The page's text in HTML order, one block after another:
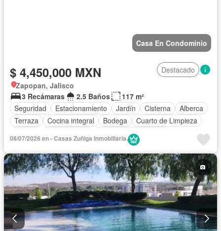
Casa En Condominio
$ 4,450,000 MXN
Destacado
Zapopan, Jalisco
3 Recámaras
2.5 Baños
117 m²
Seguridad
Estacionamiento Jardín Cisterna
Alberca
Terraza
Cocina integral Bodega
Cuarto de Limpieza
Recámara con closet
08/07/2026 en - Casas Zuñiga Inmobiliaria.